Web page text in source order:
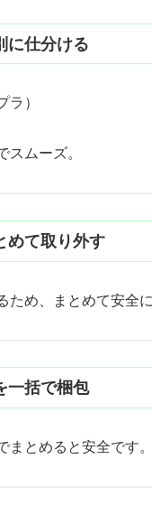
仕分ける
ラ）
スムーズ。
て取り外す
ため、まとめて安全
一括で梱包
まとめると安全です。